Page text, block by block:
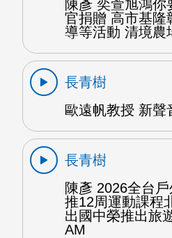
陳彥 奕萱旭鴻你
官捐贈 高市基隆
導等活動 清境農
長青樹
歐遠帆教授 新聲
長青樹
陳彥 2026全台
推12周運動課程
出國中榮推出旅
AM